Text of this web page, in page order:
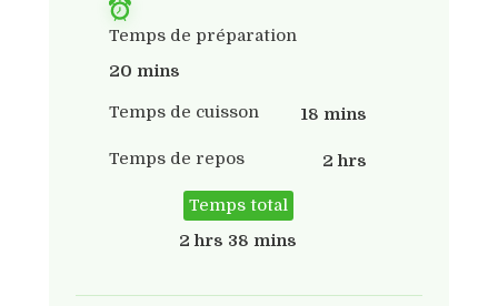
Temps de préparation
20 mins
Temps de cuisson 18 mins
Temps de repos 2 hrs
Temps total
2 hrs 38 mins